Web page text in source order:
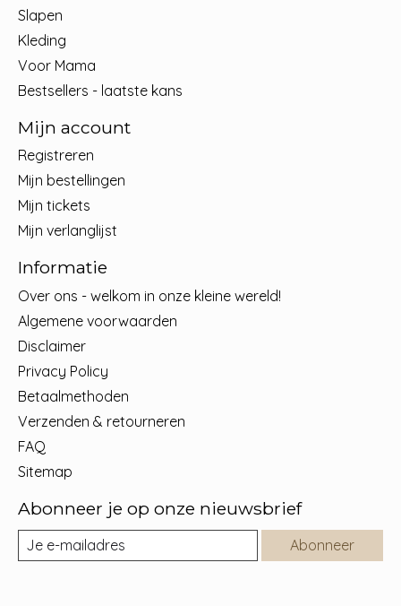
Slapen
Kleding
Voor Mama
Bestsellers - laatste kans
Mijn account
Registreren
Mijn bestellingen
Mijn tickets
Mijn verlanglijst
Informatie
Over ons - welkom in onze kleine wereld!
Algemene voorwaarden
Disclaimer
Privacy Policy
Betaalmethoden
Verzenden & retourneren
FAQ
Sitemap
Abonneer je op onze nieuwsbrief
Abonneer